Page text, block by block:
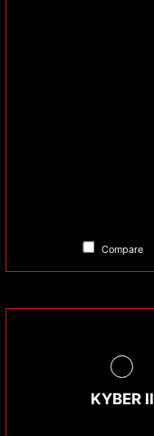
Compare
KYBER II